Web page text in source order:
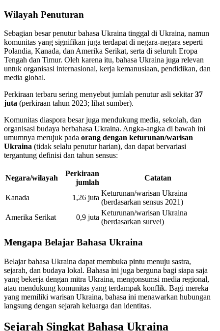
Wilayah Penuturan
Sebagian besar penutur bahasa Ukraina tinggal di Ukraina, namun
komunitas yang signifikan juga terdapat di negara-negara seperti
Polandia, Kanada, dan Amerika Serikat, serta di seluruh Eropa
Tengah dan Timur. Oleh karena itu, bahasa Ukraina juga relevan
untuk organisasi internasional, kerja kemanusiaan, pendidikan, dan
media global.
Perkiraan terbaru sering menyebut jumlah penutur asli sekitar37
juta (perkiraan tahun 2023; lihat sumber).
Komunitas diaspora besar juga mendukung media, sekolah, dan
organisasi budaya berbahasa Ukraina. Angka-angka di bawah ini
umumnya merujuk pada orang dengan keturunan/warisan
Ukraina (tidak selalu penutur harian), dan dapat bervariasi
tergantung definisi dan tahun sensus:
Negara/wilayah
Perkiraan
jumlah
Catatan
Kanada 1,26 juta
Keturunan/warisan Ukraina
(berdasarkan sensus 2021)
Amerika Serikat
0,9 juta
Keturunan/warisan Ukraina
(berdasarkan survei)
Mengapa Belajar Bahasa Ukraina
Belajar bahasa Ukraina dapat membuka pintu menuju sastra,
sejarah, dan budaya lokal. Bahasa ini juga berguna bagi siapa saja
yang bekerja dengan mitra Ukraina, mengonsumsi media regional,
atau mendukung komunitas yang terdampak konflik. Bagi mereka
yang memiliki warisan Ukraina, bahasa ini menawarkan hubungan
langsung dengan sejarah keluarga dan identitas.
Sejarah Singkat Bahasa Ukraina